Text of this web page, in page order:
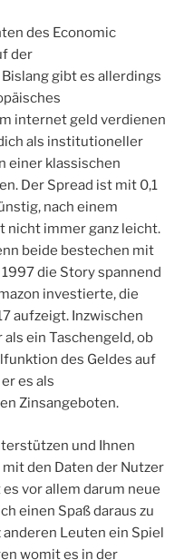
des Economic
der
gibt es allerdings
internet geld verdienen
als institutioneller
einer klassischen
Der Spread ist mit 0,1
nach einem
nicht immer ganz leicht.
beide bestechen mit
die Story spannend
investierte, die
aufzeigt. Inzwischen
ein Taschengeld, ob
des Geldes auf
es als
Zinsangeboten.
und Ihnen
den Daten der Nutzer
vor allem darum neue
einen Spaß daraus zu
Leuten ein Spiel
womit es in der